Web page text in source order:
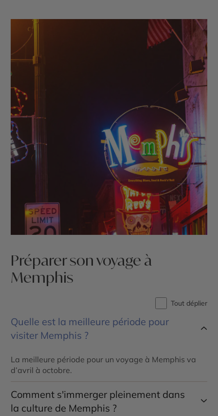
Préparer son voyage à
Memphis
Tout déplier
Quelle est la meilleure période pour
visiter Memphis ?
La meilleure période pour un voyage à Memphis va
d’avril à octobre.
Comment s'immerger pleinement dans
la culture de Memphis ?